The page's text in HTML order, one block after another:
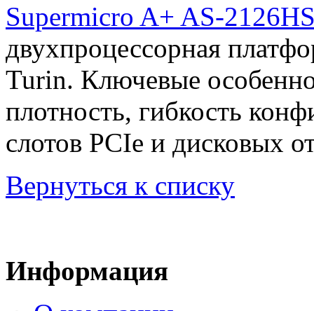
Supermicro A+ AS-
двухпроцессорная
Turin. Ключевые
плотность, гибкость
слотов PCIe и дисковых
Вернуться к списку
Информация